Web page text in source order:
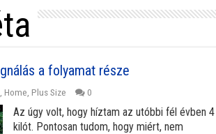
a folyamat része
Home Plus Size 0
Az úgy volt, hogy híztam az utóbbi fél évben 4
kilót. Pontosan tudom, hogy miért, nem